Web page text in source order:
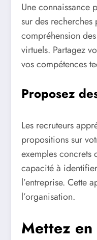
Une connaissance
sur des recherches
compréhension
virtuels. Partagez
vos compétences
Proposez
Les recruteurs
propositions sur
exemples concrets
capacité à
l’entreprise. Cette
l’organisation.
Mettez